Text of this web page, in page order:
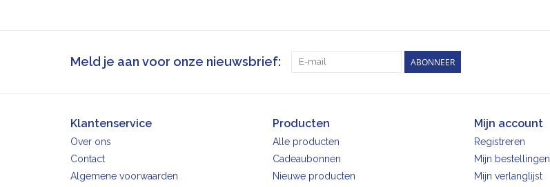
Meld je aan voor onze nieuwsbrief: ABONNEER
Klantenservice
Over ons
Contact
Algemene voorwaarden
Producten
Alle producten
Cadeaubonnen
Nieuwe producten
Mijn account
Registreren
Mijn bestellingen
Mijn verlanglijst